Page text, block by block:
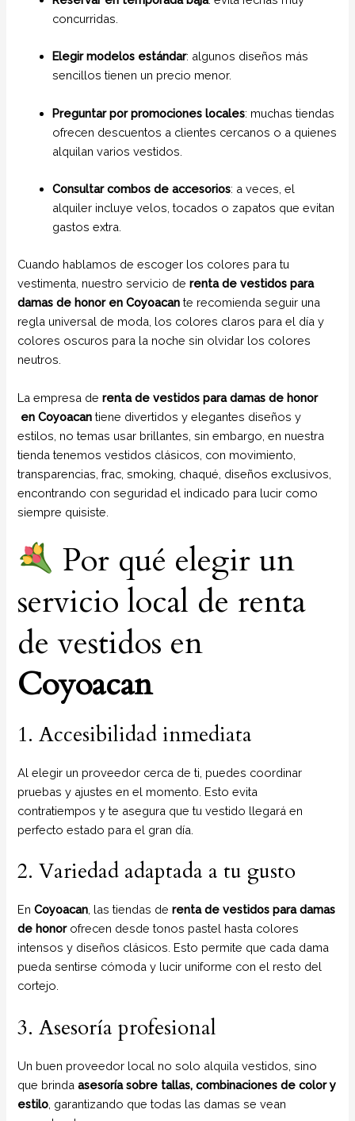
concurridas.
Elegir modelos estándar: algunos diseños más
sencillos tienen un precio menor.
Preguntar por promociones locales: muchas tiendas
ofrecen descuentos a clientes cercanos o a quienes
alquilan varios vestidos.
Consultar combos de accesorios: a veces, el
alquiler incluye velos, tocados o zapatos que evitan
gastos extra.
Cuando hablamos de escoger los colores para tu
vestimenta, nuestro servicio derenta de vestidos para
damas de honor en Coyoacante recomienda seguir una
regla universal de moda, los colores claros para el día y
colores oscuros para la noche sin olvidar los colores
neutros.
La empresa derenta de vestidos para damas de honor
en Coyoacan tiene divertidos y elegantes diseños y
estilos, no temas usar brillantes, sin embargo, en nuestra
tienda tenemos vestidos clásicos, con movimiento,
transparencias, frac, smoking, chaqué, diseños exclusivos,
encontrando con seguridad el indicado para lucir como
siempre quisiste.
Por qué elegir un
servicio local de renta
de vestidos en
Coyoacan
1. Accesibilidad inmediata
Al elegir un proveedor cerca de ti, puedes coordinar
pruebas y ajustes en el momento. Esto evita
contratiempos y te asegura que tu vestido llegará en
perfecto estado para el gran día.
2. Variedad adaptada a tu gusto
EnCoyoacan, las tiendas derenta de vestidos para damas
de honorofrecen desde tonos pastel hasta colores
intensos y diseños clásicos. Esto permite que cada dama
pueda sentirse cómoda y lucir uniforme con el resto del
cortejo.
3. Asesoría profesional
Un buen proveedor local no solo alquila vestidos, sino
que brindaasesoría sobre tallas, combinaciones de color y
estilo , garantizando que todas las damas se vean